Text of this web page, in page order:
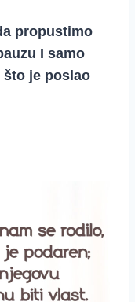
propustimo
I samo
što je poslao